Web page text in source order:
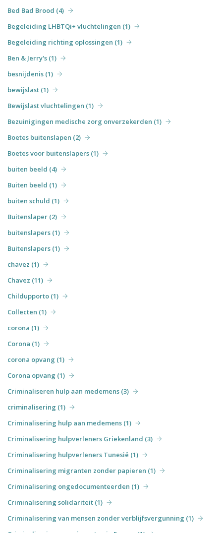
Bed Bad Brood (4)
Begeleiding LHBTQi+ vluchtelingen (1)
Begeleiding richting oplossingen (1)
Ben & Jerry's (1)
besnijdenis (1)
bewijslast (1)
Bewijslast vluchtelingen (1)
Bezuinigingen medische zorg onverzekerden (1)
Boetes buitenslapen (2)
Boetes voor buitenslapers (1)
buiten beeld (4)
Buiten beeld (1)
buiten schuld (1)
Buitenslaper (2)
buitenslapers (1)
Buitenslapers (1)
chavez (1)
Chavez (11)
Childupporto (1)
Collecten (1)
corona (1)
Corona (1)
corona opvang (1)
Corona opvang (1)
Criminaliseren hulp aan medemens (3)
criminalisering (1)
Criminalisering hulp aan medemens (1)
Criminalisering hulpverleners Griekenland (3)
Criminalisering hulpverleners Tunesië (1)
Criminalisering migranten zonder papieren (1)
Criminalisering ongedocumenteerden (1)
Criminalisering solidariteit (1)
Criminalisering van mensen zonder verblijfsvergunning (1)